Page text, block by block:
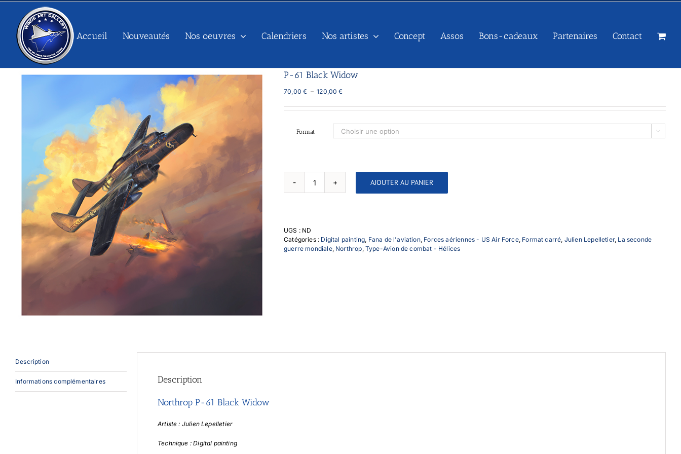
Passer
contenu
Accueil Nouveautés Nos oeuvres Calendriers Nos artistes Concept Assos Bons-cadeaux Partenaires Contact
P-61 Black Widow
70,00€ – 120,00€Plage
prix :
à
120,00 €
Format 
quantité
de
AJOUTER AU PANIER
UGS : ND
Catégories : Digital painting, Fana de l'aviation, Forces aériennes - US Air Force, Format carré, Julien Lepelletier, La seconde
guerre mondiale, Northrop, Type-Avion de combat - Hélices
Description
Informations complémentaires Description
Northrop P-61 Black Widow
Artiste : Julien Lepelletier
Technique : Digital painting